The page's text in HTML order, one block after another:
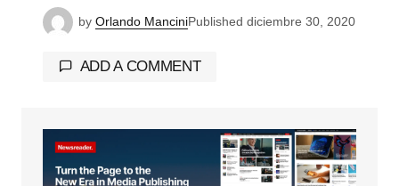
by Orlando ManciniPublished diciembre 30, 2020
ADD A COMMENT
Tu dirección de correo electrónico no será
Los campos obligatorios están
marcados con*